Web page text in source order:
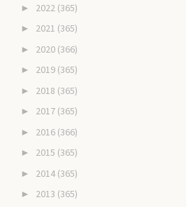
► 2022 (365)
► 2021 (365)
► 2020 (366)
► 2019 (365)
► 2018 (365)
► 2017 (365)
► 2016 (366)
► 2015 (365)
► 2014 (365)
► 2013 (365)